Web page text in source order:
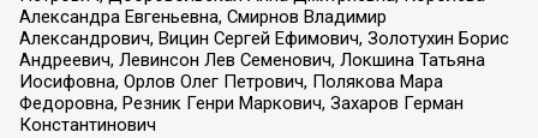
Александра Евгеньевна, Смирнов Владимир
Александрович, Вицин Сергей Ефимович, Золотухин Борис
Андреевич, Левинсон Лев Семенович, Локшина Татьяна
Иосифовна, Орлов Олег Петрович, Полякова Мара
Федоровна, Резник Генри Маркович, Захаров Герман
Константинович